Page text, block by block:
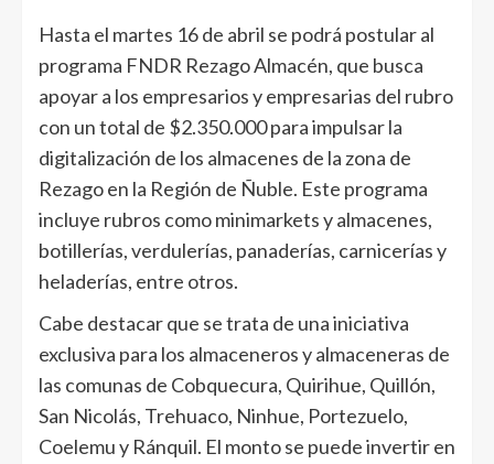
Hasta el martes 16 de abril se podrá postular al
programa FNDR Rezago Almacén, que busca
apoyar a los empresarios y empresarias del rubro
con un total de $2.350.000 para impulsar la
digitalización de los almacenes de la zona de
Rezago en la Región de Ñuble. Este programa
incluye rubros como minimarkets y almacenes,
botillerías, verdulerías, panaderías, carnicerías y
heladerías, entre otros.
Cabe destacar que se trata de una iniciativa
exclusiva para los almaceneros y almaceneras de
las comunas de Cobquecura, Quirihue, Quillón,
San Nicolás, Trehuaco, Ninhue, Portezuelo,
Coelemu y Ránquil. El monto se puede invertir en